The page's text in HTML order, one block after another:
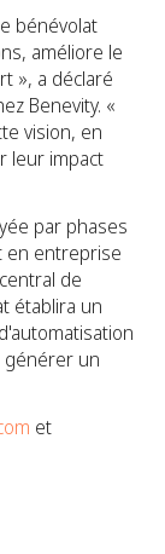
bénévolat
améliore le
», a déclaré
Benevity. «
vision, en
leur impact
par phases
en entreprise
de
établira un
générer un
et